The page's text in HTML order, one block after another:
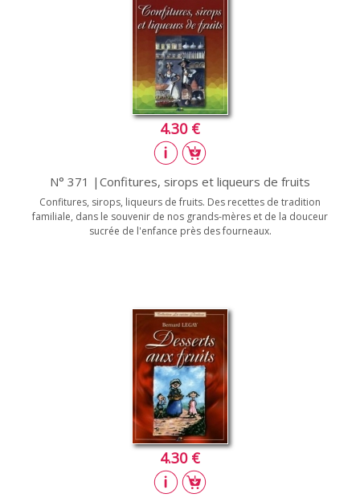
4.30 €
N° 371 |Confitures, sirops et liqueurs de fruits
Confitures, sirops, liqueurs de fruits. Des recettes de tradition
familiale, dans le souvenir de nos grands-mères et de la douceur
sucrée de l'enfance près des fourneaux.
4.30 €